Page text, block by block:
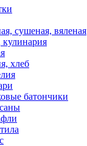
сушеная, вяленая
хлеб
батончики